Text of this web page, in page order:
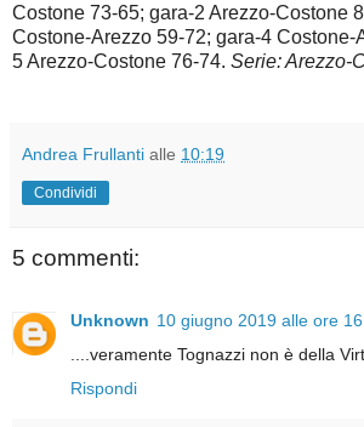
Costone 73-65; gara-2 Arezzo-Costone
Costone-Arezzo 59-72; gara-4 Costone-
5 Arezzo-Costone 76-74. Serie: Arezzo-
Andrea Frullanti alle 10:19
Condividi
5 commenti:
Unknown 10 giugno 2019 alle ore
....veramente Tognazzi non è della
Rispondi